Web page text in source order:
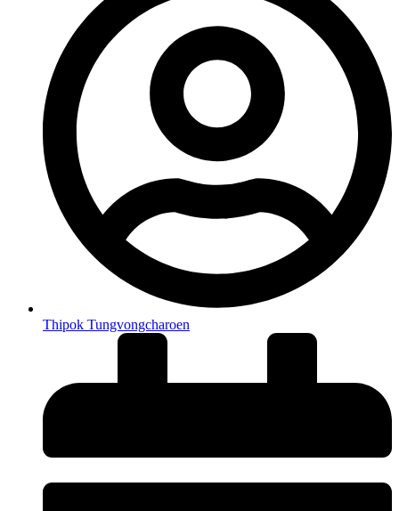
Thipok Tungvongcharoen